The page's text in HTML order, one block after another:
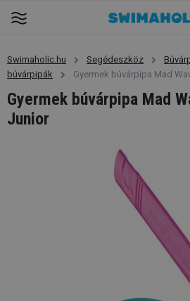
Swimaholic.hu Segédeszköz
búvárpipák
Gyermek búvárpipa Mad
Gyermek búvárpipa Mad
Junior